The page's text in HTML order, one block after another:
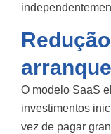
arranque
O modelo SaaS
investimentos
vez de pagar